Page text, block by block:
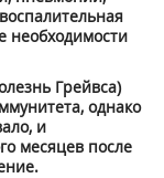
необходимости
Грейвса)
однако
и
месяцев после